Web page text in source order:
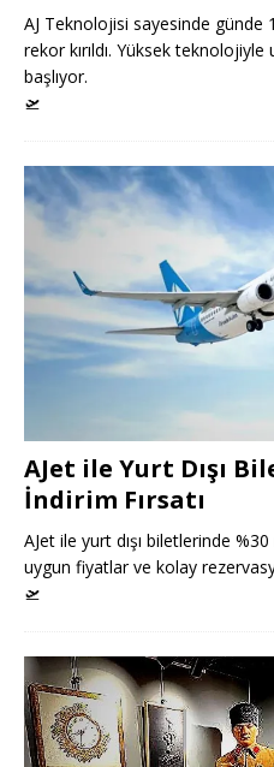
AJ Teknolojisi sayesinde günde
rekor kırıldı. Yüksek
başlıyor.
🛫
AJet ile Yurt Dışı
İndirim Fırsatı
AJet ile yurt dışı biletlerinde %30
uygun fiyatlar ve kolay
🛫